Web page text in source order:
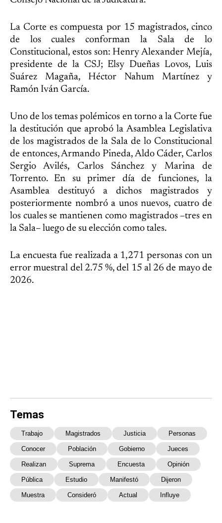
La Corte es compuesta por 15 magistrados, cinco
de los cuales conforman la Sala de lo
Constitucional, estos son: Henry Alexander Mejía,
presidente de la CSJ; Elsy Dueñas Lovos, Luis
Suárez Magaña, Héctor Nahum Martínez y
Ramón Iván García.
Uno de los temas polémicos en torno a la Corte fue
la destitución que aprobó la Asamblea Legislativa
de los magistrados de la Sala de lo Constitucional
de entonces, Armando Pineda, Aldo Cáder, Carlos
Sergio Avilés, Carlos Sánchez y Marina de
Torrento. En su primer día de funciones, la
Asamblea destituyó a dichos magistrados y
posteriormente nombró a unos nuevos, cuatro de
los cuales se mantienen como magistrados –tres en
la Sala– luego de su elección como tales.
La encuesta fue realizada a 1,271 personas con un
error muestral del 2.75 %, del 15 al 26 de mayo de
2026.
Temas
Trabajo Magistrados Justicia Personas
Conocer Población Gobierno Jueces
Realizan Suprema Encuesta Opinión
Pública Estudio Manifestó Dijeron
Muestra Consideró Actual Influye